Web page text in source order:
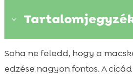
3
 Miért fontos a macska
 Játékos tevékenységek
Soha ne feledd, hogy a
edzése nagyon fontos. A